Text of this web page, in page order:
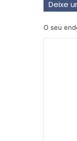
Deixe
O seu